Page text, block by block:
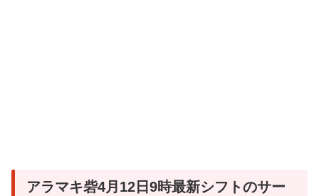
アラマキ砦4月12日9時最新シフトのサー